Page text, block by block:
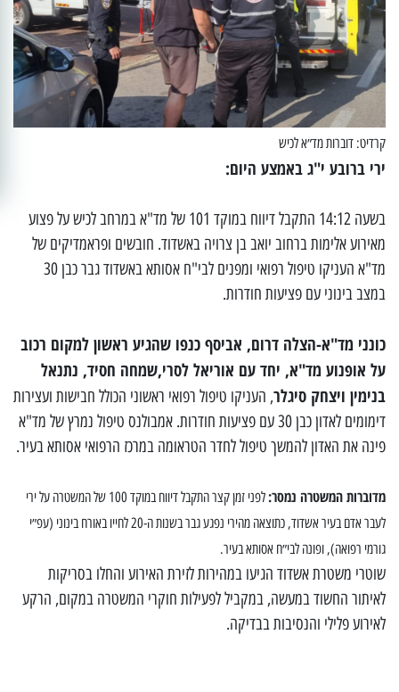
קרדיט: דוברות מד״א לכיש
ירי ברובע י"ג באמצע היום:
בשעה 14:12 התקבל דיווח במוקד 101 של מד"א במרחב לכיש על פצוע
מאירוע אלימות ברחוב יואב בן צרויה באשדוד. חובשים ופראמדיקים של
מד"א העניקו טיפול רפואי ומפנים לבי"ח אסותא באשדוד גבר כבן 30
במצב בינוני עם פציעות חודרות.
כונני מד"א-הצלה דרום, אביסף כנפו שהגיע ראשון למקום רכוב
על אופנוע מד"א, יחד עם אוריאל לסרי,שמחה חסיד, נתנאל
בנימין ויצחק סיגלר, העניקו טיפול רפואי ראשוני הכולל חבישות ועצירות
דימומים לאדון כבן 30 עם פציעות חודרות. אמבולנס טיפול נמרץ של מד"א
פינה את האדון להמשך טיפול לחדר הטראומה במרכז הרפואי אסותא בעיר.
מדוברות המשטרה נמסר:
לפני זמן קצר התקבל דיווח במוקד 100 של המשטרה על ירי
לעבר אדם בעיר אשדוד, כתוצאה מהירי נפגע גבר בשנות ה-20 לחייו באורח בינוני (עפ״י
גורמי רפואה), ופונה לבי״ח אסותא בעיר.
שוטרי משטרת אשדוד הגיעו במהירות לזירת האירוע והחלו בסריקות
לאיתור החשוד במעשה, במקביל לפעילות חוקרי המשטרה במקום, הרקע
לאירוע פלילי והנסיבות בבדיקה.